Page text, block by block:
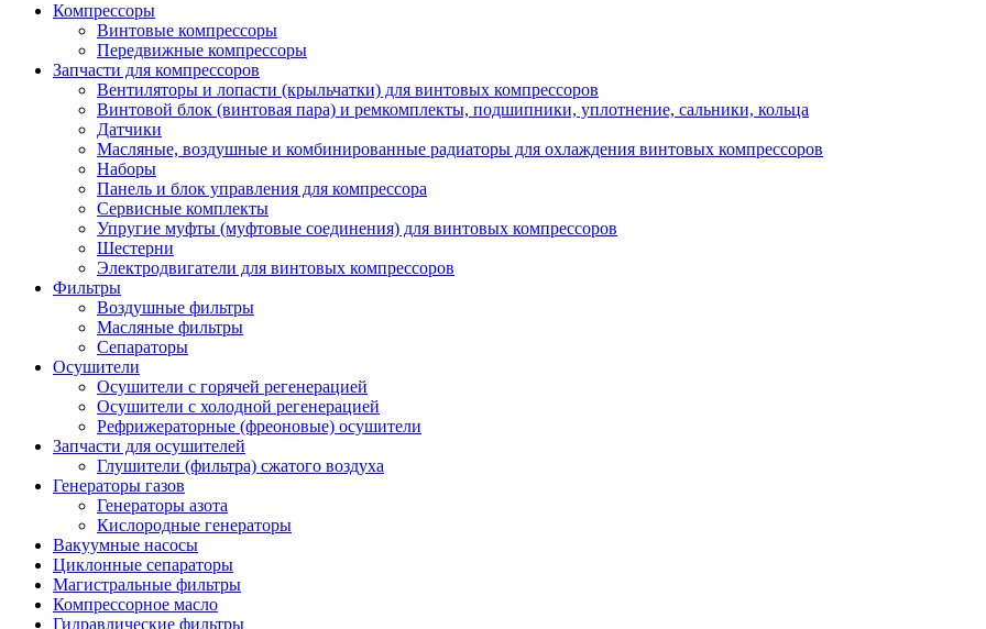
Компрессоры
Винтовые компрессоры
Передвижные компрессоры
Запчасти для компрессоров
Вентиляторы и лопасти (крыльчатки) для винтовых компрессоров
Винтовой блок (винтовая пара) и ремкомплекты, подшипники, уплотнение, сальники, кольца
Датчики
Масляные, воздушные и комбинированные радиаторы для охлаждения винтовых компрессоров
Наборы
Панель и блок управления для компрессора
Сервисные комплекты
Упругие муфты (муфтовые соединения) для винтовых компрессоров
Шестерни
Электродвигатели для винтовых компрессоров
Фильтры
Воздушные фильтры
Масляные фильтры
Сепараторы
Осушители
Осушители с горячей регенерацией
Осушители с холодной регенерацией
Рефрижераторные (фреоновые) осушители
Запчасти для осушителей
Глушители (фильтра) сжатого воздуха
Генераторы газов
Генераторы азота
Кислородные генераторы
Вакуумные насосы
Циклонные сепараторы
Магистральные фильтры
Компрессорное масло
Гидравлические фильтры